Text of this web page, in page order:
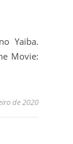
Yaiba.
Movie:
de 2020